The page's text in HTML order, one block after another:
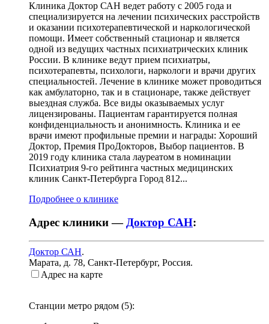
Клиника Доктор САН ведет работу с 2005 года и
специализируется на лечении психических расстройств
и оказании психотерапевтической и наркологической
помощи. Имеет собственный стационар и является
одной из ведущих частных психиатрических клиник
России. В клинике ведут прием психиатры,
психотерапевты, психологи, наркологи и врачи других
специальностей. Лечение в клинике может проводиться
как амбулаторно, так и в стационаре, также действует
выездная служба. Все виды оказываемых услуг
лицензированы. Пациентам гарантируется полная
конфиденциальность и анонимность. Клиника и ее
врачи имеют профильные премии и награды: Хороший
Доктор, Премия ПроДокторов, Выбор пациентов. В
2019 году клиника стала лауреатом в номинации
Психиатрия 9-го рейтинга частных медицинских
клиник Санкт-Петербурга Город 812...
Подробнее о клинике
Адрес клиники — Доктор САН:
Доктор САН.
Марата, д. 78, Санкт-Петербург, Россия.
Адрес на карте
Станции метро рядом (5):